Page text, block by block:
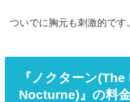
ついでに胸元も刺激的です
『ノクターン(The
Nocturne)』の料